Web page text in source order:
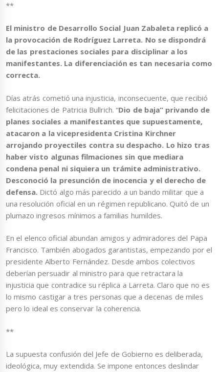
**
El ministro de Desarrollo Social Juan Zabaleta replicó a
la provocación de Rodríguez Larreta. No se dispondrá
de las prestaciones sociales para disciplinar a los
manifestantes. La diferenciación es tan necesaria como
correcta.
Días atrás cometió una injusticia, inconsecuente, que recibió
felicitaciones de Patricia Bullrich. “Dio de baja” privando de
planes sociales a manifestantes que supuestamente,
atacaron a la vicepresidenta Cristina Kirchner
arrojando proyectiles contra su despacho. Lo hizo tras
haber visto algunas filmaciones sin que mediara
condena penal ni siquiera un trámite administrativo.
Desconoció la presunción de inocencia y el derecho de
defensa. Dictó algo más parecido a un bando militar que a
una resolución oficial en un régimen republicano. Quitó de un
plumazo ingresos mínimos a familias humildes.
En el elenco oficial abundan amigos y admiradores del Papa
Francisco. También abogados garantistas, empezando por el
presidente Alberto Fernández. Desde ambos colectivos
deberían persuadir al ministro para que retractara la
injusticia que contradice su réplica a Larreta. Claro que no es
lo mismo castigar a tres personas que a decenas de miles
pero lo ideal es conservar la coherencia.
**
La supuesta confusión del Jefe de Gobierno es deliberada,
ideológica, muy extendida. Se impone entonces deslindar